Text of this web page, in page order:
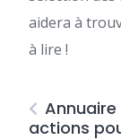
aidera à
à lire !
actions